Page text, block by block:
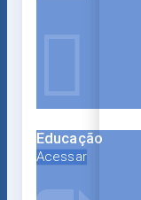
Educação
Acessar